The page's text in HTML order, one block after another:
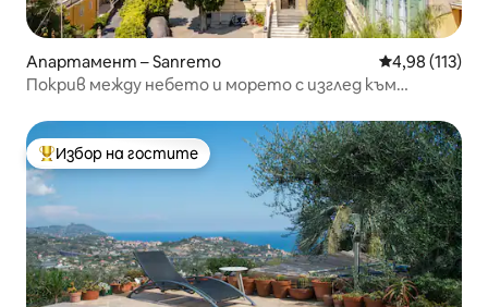
Апартамент – Sanremo Средна
4,98 (113)
Покрив между небето и морето с изглед към
Най-популярен избор на гостите
Избор на гостите